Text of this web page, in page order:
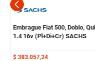
Embrague Fiat 500, Doblo,
1.4 16v (Pl+Di+Cr) SACHS
$ 383.057,24